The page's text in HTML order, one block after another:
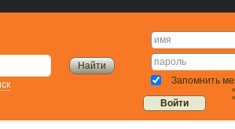
Запомнить
»
»